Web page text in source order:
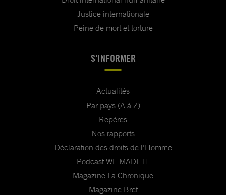
Justice internationale
Peine de mort et torture
S'INFORMER
Actualités
Par pays (A à Z)
Repères
Nos rapports
Déclaration des droits de l'Homme
Podcast WE MADE IT
Magazine La Chronique
Magazine Bref